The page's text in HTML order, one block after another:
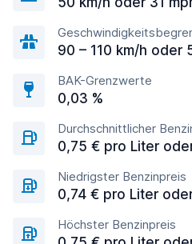
90 – 110 km/h oder
BAK-Grenzwerte
0,03 %
Durchschnittlicher
0,75 € pro Liter
Niedrigster Benzinpreis
0,74 € pro Liter
Höchster Benzinpreis